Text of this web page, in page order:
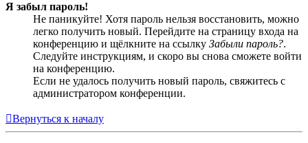
Я забыл пароль!
Не паникуйте! Хотя пароль нельзя восстановить, можно
легко получить новый. Перейдите на страницу входа на
конференцию и щёлкните на ссылку Забыли пароль?.
Следуйте инструкциям, и скоро вы снова сможете войти
на конференцию.
Если не удалось получить новый пароль, свяжитесь с
администратором конференции.
Вернуться к началу